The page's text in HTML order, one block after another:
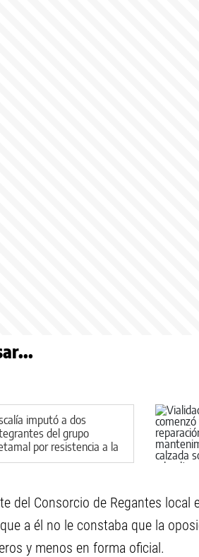
imputó a dos
del grupo
por resistencia a la
del Consorcio de Regantes local
a él no le constaba que la
y menos en forma oficial.